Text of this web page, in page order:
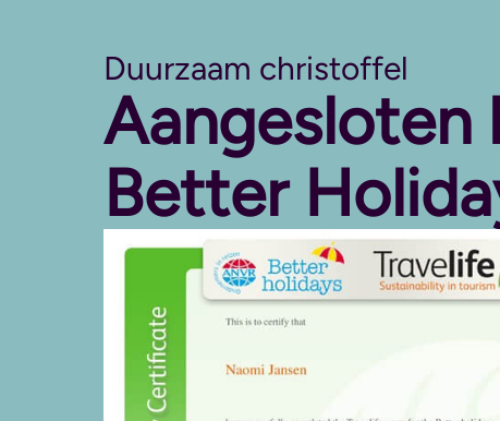
Duurzaam christoffel
Aangesloten
Better